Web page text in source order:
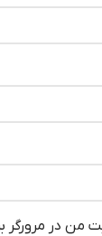
من در مرورگر